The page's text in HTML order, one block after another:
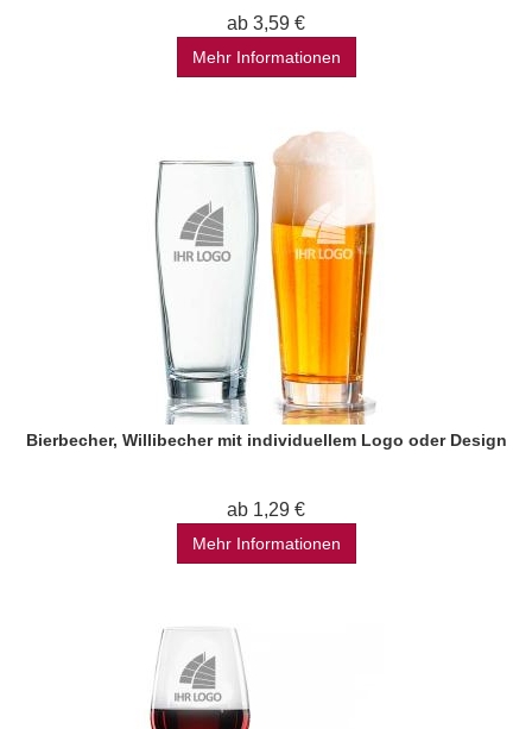
ab 3,59 €
Mehr Informationen
Bierbecher, Willibecher mit individuellem Logo oder Design
ab 1,29 €
Mehr Informationen